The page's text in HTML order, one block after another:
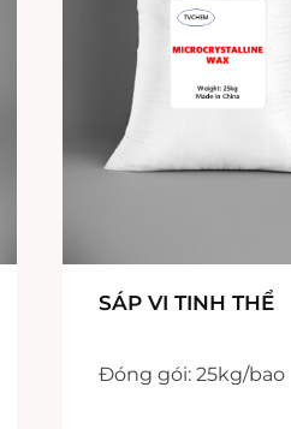
SÁP VI TINH THỂ
Đóng gói: 25kg/bao